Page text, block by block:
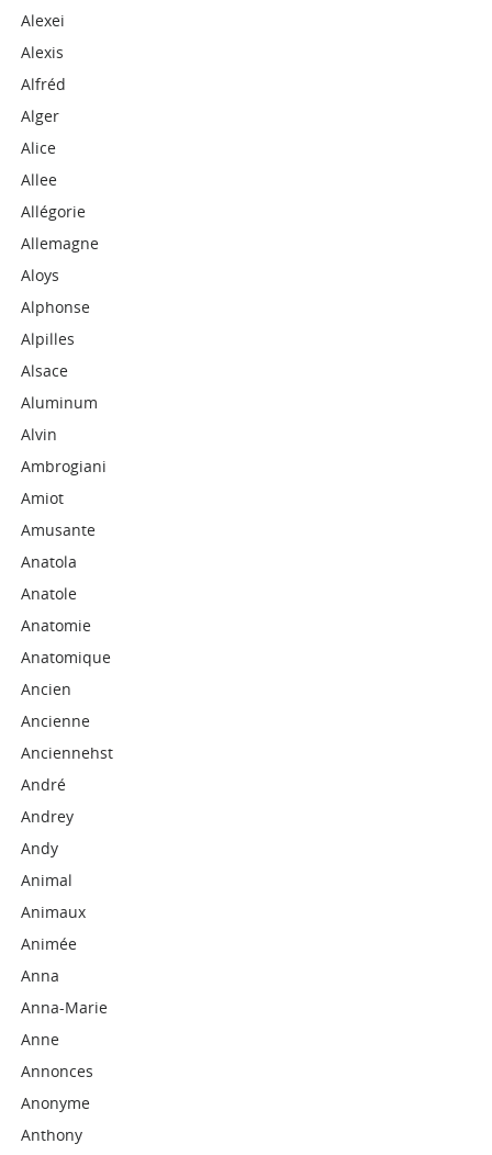
Alexei
Alexis
Alfréd
Alger
Alice
Allee
Allégorie
Allemagne
Aloys
Alphonse
Alpilles
Alsace
Aluminum
Alvin
Ambrogiani
Amiot
Amusante
Anatola
Anatole
Anatomie
Anatomique
Ancien
Ancienne
Anciennehst
André
Andrey
Andy
Animal
Animaux
Animée
Anna
Anna-Marie
Anne
Annonces
Anonyme
Anthony